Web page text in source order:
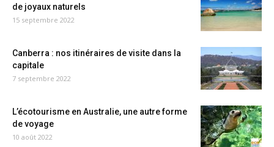
de joyaux naturels
15 septembre 2022
Canberra : nos itinéraires de visite dans la
capitale
7 septembre 2022
L’écotourisme en Australie, une autre forme
de voyage
10 août 2022